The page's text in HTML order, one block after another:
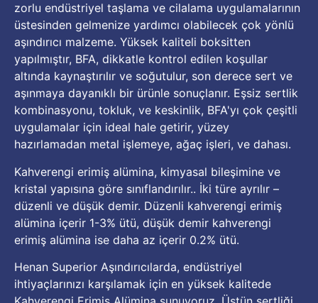
zorlu endüstriyel taşlama ve cilalama uygulamalarının
üstesinden gelmenize yardımcı olabilecek çok yönlü
aşındırıcı malzeme. Yüksek kaliteli boksitten
yapılmıştır, BFA, dikkatle kontrol edilen koşullar
altında kaynaştırılır ve soğutulur, son derece sert ve
aşınmaya dayanıklı bir ürünle sonuçlanır. Eşsiz sertlik
kombinasyonu, tokluk, ve keskinlik, BFA'yı çok çeşitli
uygulamalar için ideal hale getirir, yüzey
hazırlamadan metal işlemeye, ağaç işleri, ve dahası.
Kahverengi erimiş alümina, kimyasal bileşimine ve
kristal yapısına göre sınıflandırılır.. İki türe ayrılır –
düzenli ve düşük demir. Düzenli kahverengi erimiş
alümina içerir 1-3% ütü, düşük demir kahverengi
erimiş alümina ise daha az içerir 0.2% ütü.
Henan Superior Aşındırıcılarda, endüstriyel
ihtiyaçlarınızı karşılamak için en yüksek kalitede